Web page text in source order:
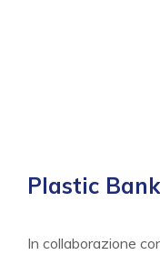
Plastic Bank
In collaborazione